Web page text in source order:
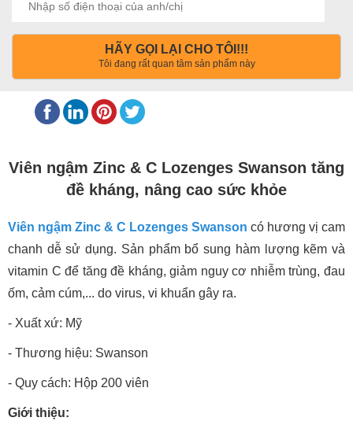
HÃY GỌI LẠI CHO TÔI!!!
Tôi đang rất quan tâm sản phẩm này
Viên ngậm Zinc & C Lozenges Swanson tăng
đề kháng, nâng cao sức khỏe
Viên ngậm Zinc & C Lozenges Swanson có hương vị cam
chanh dễ sử dụng. Sản phẩm bổ sung hàm lượng kẽm và
vitamin C để tăng đề kháng, giảm nguy cơ nhiễm trùng, đau
ốm, cảm cúm,... do virus, vi khuẩn gây ra.
- Xuất xứ: Mỹ
- Thương hiệu: Swanson
- Quy cách: Hộp 200 viên
Giới thiệu: